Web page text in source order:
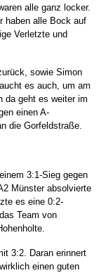
alle ganz locker.
haben alle Bock auf
Verletzte und
sowie Simon
es auch, um am
da geht es weiter im
einen A-
die Gorfeldstraße.
3:1-Sieg gegen
Münster absolvierte
es eine 0:2-
Team von
3:2. Daran erinnert
einen guten